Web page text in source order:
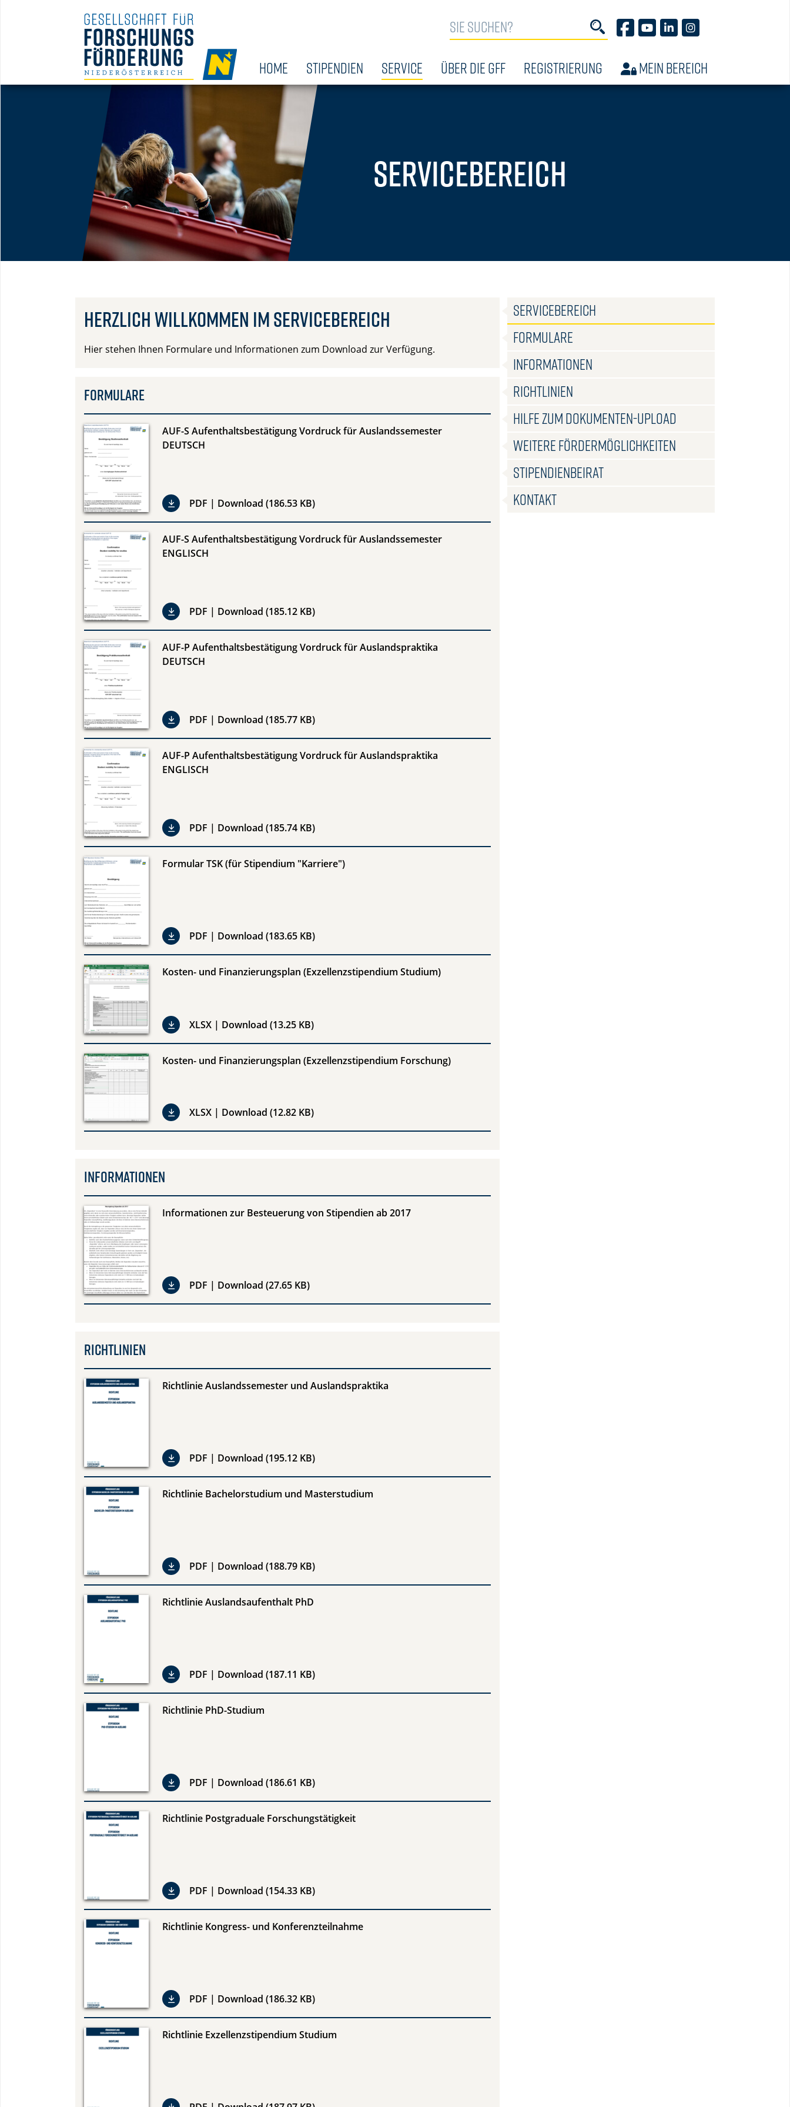
Suchbegriff
GFF AUF FACEBOOK
GFF AUF YOUTUBE
GFF AUF LINKEDIN
GFF AUF INSTAGRAM
HOME STIPENDIEN SERVICE ÜBER DIE GFF REGISTRIERUNG MEIN BEREICH
Servicebereich
Herzlich willkommen im Servicebereich
Hier stehen Ihnen Formulare und Informationen zum Download zur Verfügung.
Formulare
AUF-S Aufenthaltsbestätigung Vordruck für Auslandssemester
DEUTSCH
PDF | Download AUF-S Aufenthaltsbestätigung Vordruck für Auslandssemester DEUTSCH
(186.53 KB)
AUF-S Aufenthaltsbestätigung Vordruck für Auslandssemester
ENGLISCH
PDF | Download AUF-S Aufenthaltsbestätigung Vordruck für Auslandssemester ENGLISCH
(185.12 KB)
AUF-P Aufenthaltsbestätigung Vordruck für Auslandspraktika
DEUTSCH
PDF | Download AUF-P Aufenthaltsbestätigung Vordruck für Auslandspraktika DEUTSCH
(185.77 KB)
AUF-P Aufenthaltsbestätigung Vordruck für Auslandspraktika
ENGLISCH
PDF | Download AUF-P Aufenthaltsbestätigung Vordruck für Auslandspraktika ENGLISCH
(185.74 KB)
Formular TSK (für Stipendium "Karriere")
PDF | Download Formular TSK (für Stipendium "Karriere")
(183.65 KB)
Kosten- und Finanzierungsplan (Exzellenzstipendium Studium)
XLSX | Download Kosten- und Finanzierungsplan (Exzellenzstipendium Studium)
(13.25 KB)
Kosten- und Finanzierungsplan (Exzellenzstipendium Forschung)
XLSX | Download Kosten- und Finanzierungsplan (Exzellenzstipendium Forschung)
(12.82 KB)
Informationen
Informationen zur Besteuerung von Stipendien ab 2017
PDF | Download Informationen zur Besteuerung von Stipendien ab 2017
(27.65 KB)
Richtlinien
Richtlinie Auslandssemester und Auslandspraktika
PDF | Download Richtlinie Auslandssemester und Auslandspraktika
(195.12 KB)
Richtlinie Bachelorstudium und Masterstudium
PDF | Download Richtlinie Bachelorstudium und Masterstudium
(188.79 KB)
Richtlinie Auslandsaufenthalt PhD
PDF | Download Richtlinie Auslandsaufenthalt PhD
(187.11 KB)
Richtlinie PhD-Studium
PDF | Download Richtlinie PhD-Studium
(186.61 KB)
Richtlinie Postgraduale Forschungstätigkeit
PDF | Download Richtlinie Postgraduale Forschungstätigkeit
(154.33 KB)
Richtlinie Kongress- und Konferenzteilnahme
PDF | Download Richtlinie Kongress- und Konferenzteilnahme
(186.32 KB)
Richtlinie Exzellenzstipendium Studium
SERVICEBEREICH
FORMULARE
INFORMATIONEN
RICHTLINIEN
HILFE ZUM DOKUMENTEN-UPLOAD
WEITERE FÖRDERMÖGLICHKEITEN
STIPENDIENBEIRAT
KONTAKT/ SERVICEBEREICH